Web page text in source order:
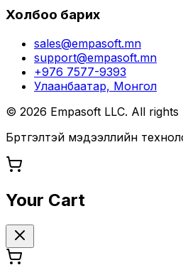
Холбоо барих
sales@empasoft.mn
support@empasoft.mn
+976 7577-9393
Улаанбаатар, Монгол
© 2026 Empasoft LLC. All rights
Бүртгэлтэй мэдээллийн
Your Cart